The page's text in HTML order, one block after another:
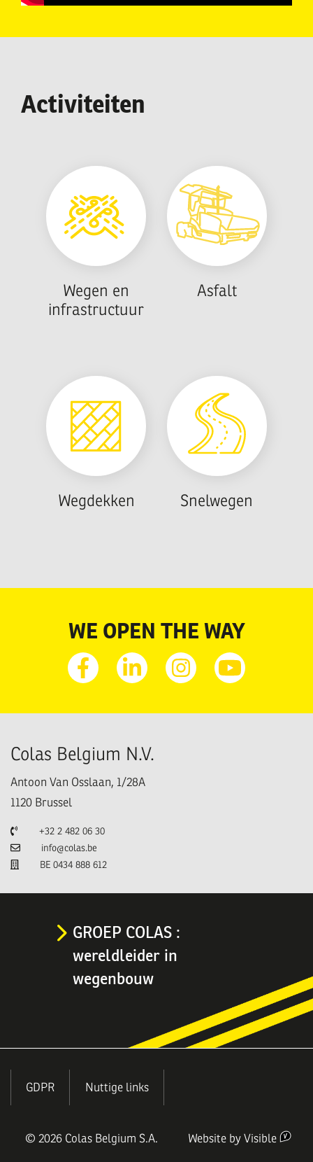
Activiteiten
Wegen en
infrastructuur
Asfalt
Wegdekken Snelwegen
WE OPEN THE WAY
FacebookLinkedinInstagramYoutube
Colas Belgium N.V.
Antoon Van Osslaan, 1/28A
1120 Brussel
Telefoon+32 2 482 06 30
E-mailinfo@colas.be
BE 0434 888 612
GROEP COLAS :
wereldleider in
wegenbouw
MENU
PIED
DE
GDPR Nuttige links
© 2026 Colas Belgium S.A. Website by Visible